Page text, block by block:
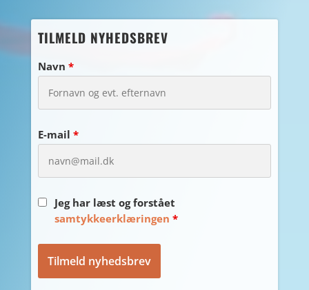
TILMELD NYHEDSBREV
Navn *
E-mail *
Jeg har læst og forstået
samtykkeerklæringen *